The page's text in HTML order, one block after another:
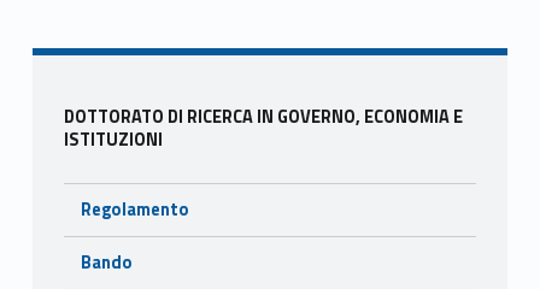
o
k
vi
Sidebar
DOTTORATO DI RICERCA IN GOVERNO, ECONOMIA E
ISTITUZIONI
Regolamento
Bando